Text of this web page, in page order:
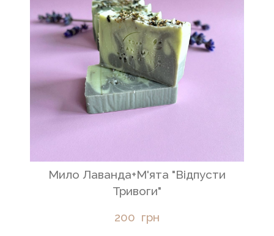
Мило Лаванда+М'ята "Відпусти
Тривоги"
200  грн